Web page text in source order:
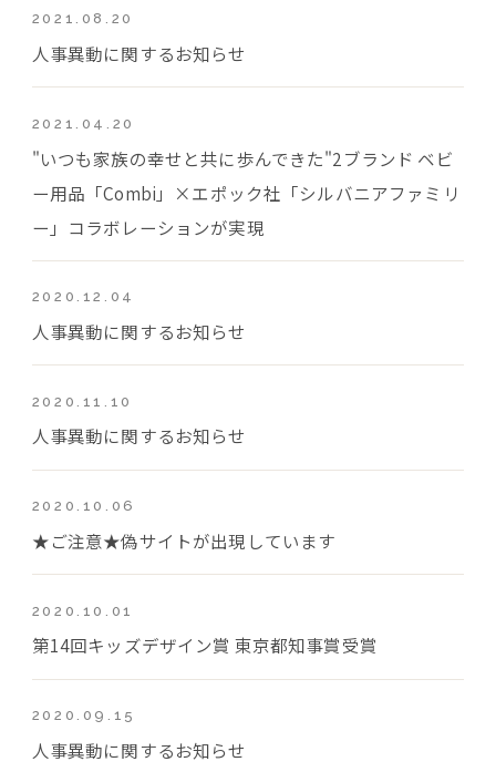
2021.08.20
人事異動に関するお知らせ
2021.04.20
"いつも家族の幸せと共に歩んできた"2ブランド ベビ
ー用品「Combi」×エポック社「シルバニアファミリ
ー」コラボレーションが実現
2020.12.04
人事異動に関するお知らせ
2020.11.10
人事異動に関するお知らせ
2020.10.06
★ご注意★偽サイトが出現しています
2020.10.01
第14回キッズデザイン賞 東京都知事賞受賞
2020.09.15
人事異動に関するお知らせ